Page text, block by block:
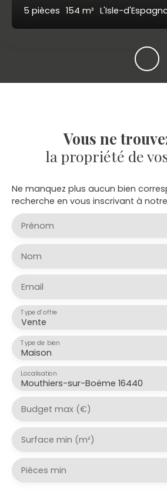
5 pièces 154 m² L'Isle-
Vous ne
la propriété de
Ne manquez plus aucun bien
recherche en vous inscrivant à
Prénom
Nom
Email
Vente
Type d'offre
Maison
Type de bien
Mouthiers-sur-Boëme 16440
Localisation
Budget max (€)
Surface min (m²)
Pièces min